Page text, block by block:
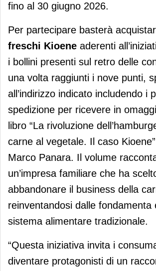
fino al 30 giugno 2026.
Per partecipare basterà
freschi Kioene aderenti
i bollini presenti sul retro delle
una volta raggiunti i nove punti,
all’indirizzo indicato includendo i
spedizione per ricevere in
libro “La rivoluzione
carne al vegetale. Il caso
Marco Panara. Il volume
un’impresa familiare che ha
abbandonare il business della
reinventandosi dalle fondamenta
sistema alimentare tradizionale.
“Questa iniziativa invita i
diventare protagonisti di un